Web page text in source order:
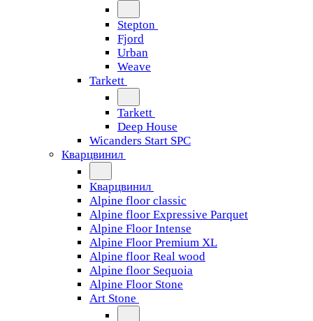
Stepton
Fjord
Urban
Weave
Tarkett
Tarkett
Deep House
Wicanders Start SPC
Кварцвинил
Кварцвинил
Alpine floor classic
Alpine floor Expressive Parquet
Alpine Floor Intense
Alpine Floor Premium XL
Alpine floor Real wood
Alpine floor Sequoia
Alpine Floor Stone
Art Stone